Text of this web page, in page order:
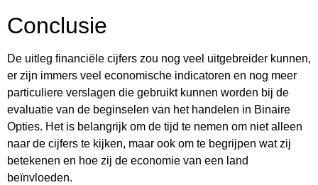
Conclusie
De uitleg financiële cijfers zou nog veel uitgebreider kunnen,
er zijn immers veel economische indicatoren en nog meer
particuliere verslagen die gebruikt kunnen worden bij de
evaluatie van de beginselen van het handelen in Binaire
Opties. Het is belangrijk om de tijd te nemen om niet alleen
naar de cijfers te kijken, maar ook om te begrijpen wat zij
betekenen en hoe zij de economie van een land
beïnvloeden.